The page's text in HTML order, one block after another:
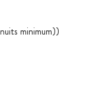
minimum))